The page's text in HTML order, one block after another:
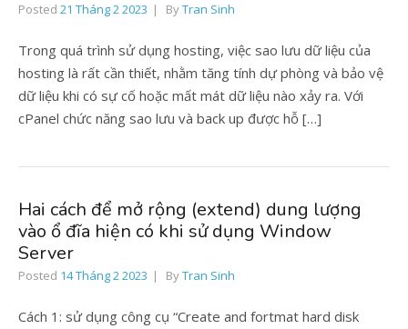
Posted 21 Tháng 2 2023 ByTran Sinh
Trong quá trình sử dụng hosting, việc sao lưu dữ liệu của
hosting là rất cần thiết, nhằm tăng tính dự phòng và bảo vệ
dữ liệu khi có sự cố hoặc mất mát dữ liệu nào xảy ra. Với
cPanel chức năng sao lưu và back up được hỗ […]
Hai cách để mở rộng (extend) dung lượng
vào ổ đĩa hiện có khi sử dụng Window
Server
Posted 14 Tháng 2 2023 ByTran Sinh
Cách 1: sử dụng công cụ “Create and fortmat hard disk